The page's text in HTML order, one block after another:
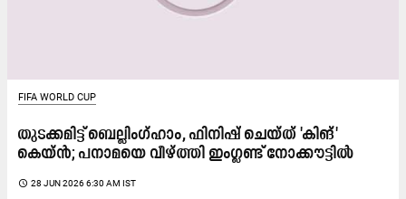
FIFA WORLD CUP
തുടക്കമിട്ട് ബെല്ലിംഗ്ഹാം, ഫിനിഷ് ചെയ്ത് 'കിങ്'
കെയ്ൻ; പനാമയെ വീഴ്ത്തി ഇംഗ്ലണ്ട് നോക്കൗട്ടിൽ
access_time 28 JUN 2026 6:30 AM IST